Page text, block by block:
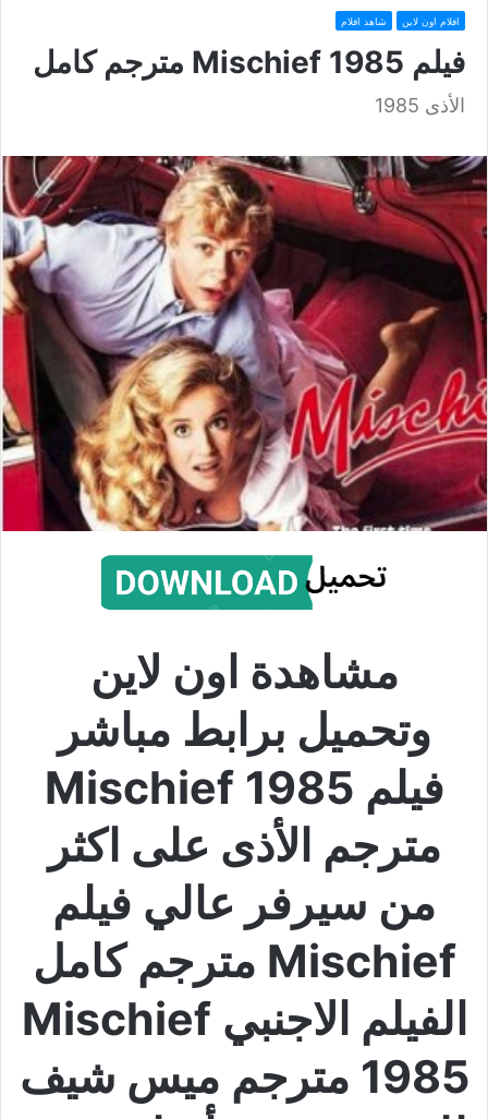
افلام اون لاين شاهد افلام
فيلم Mischief 1985 مترجم كامل
الأذى 1985
مشاهدة اون لاين
وتحميل برابط مباشر
فيلم Mischief 1985
مترجم الأذى على اكثر
من سيرفر عالي فيلم
Mischief مترجم كامل
الفيلم الاجنبي Mischief
1985 مترجم ميس شيف